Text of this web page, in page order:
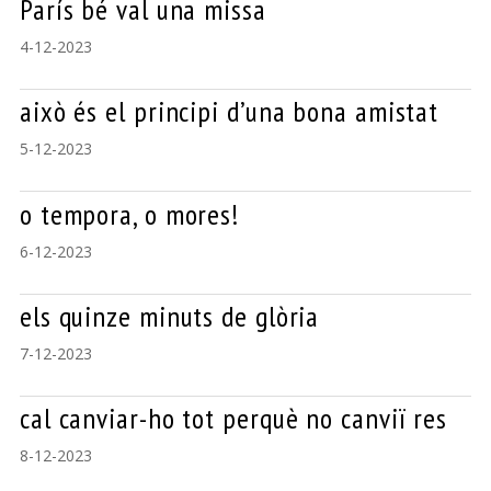
París bé val una missa
4-12-2023
això és el principi d’una bona amistat
5-12-2023
o tempora, o mores!
6-12-2023
els quinze minuts de glòria
7-12-2023
cal canviar-ho tot perquè no canviï res
8-12-2023